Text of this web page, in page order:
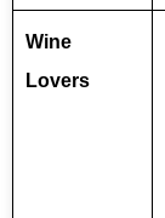
Wine
Lovers